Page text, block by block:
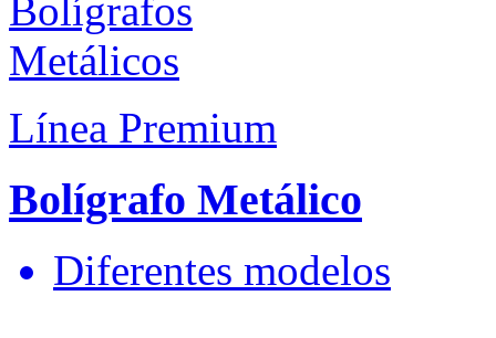
Línea Premium
Bolígrafo Metálico
Diferentes modelos